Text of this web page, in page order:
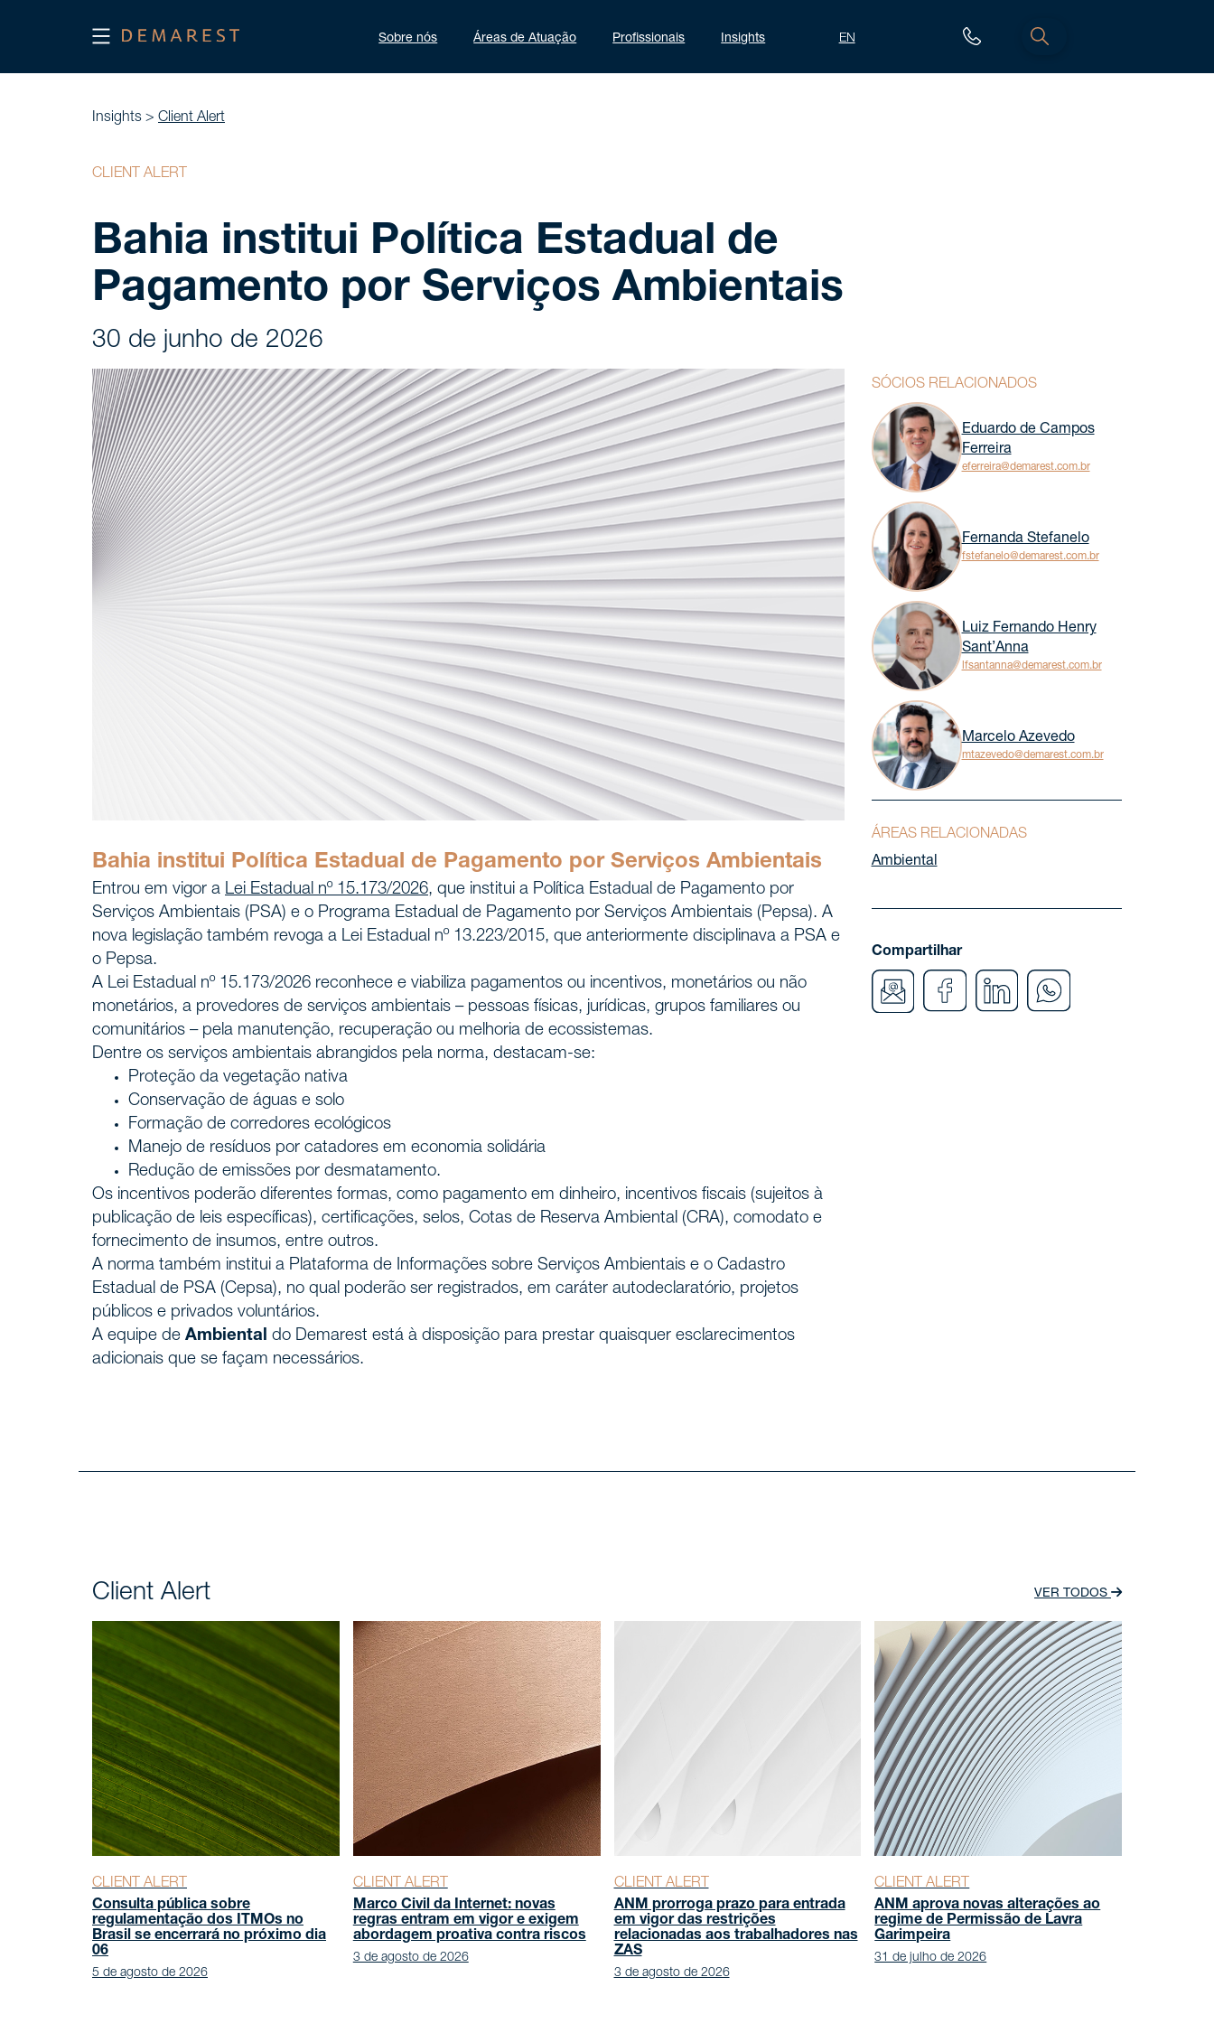
Sobre nós Áreas de Atuação Profissionais Insights EN
INÍCIO Home
NÓS, DEMAREST
Nossa história
Sobre nós
Cultura
Profissionais
Carreiras
Insights > Client Alert
CLIENT ALERT
Bahia institui Política Estadual de
Pagamento por Serviços Ambientais
30 de junho de 2026
Bahia institui Política Estadual de Pagamento por Serviços Ambientais
Entrou em vigor a Lei Estadual nº 15.173/2026, que institui a Política Estadual de Pagamento por
Serviços Ambientais (PSA) e o Programa Estadual de Pagamento por Serviços Ambientais (Pepsa). A
nova legislação também revoga a Lei Estadual nº 13.223/2015, que anteriormente disciplinava a PSA e
o Pepsa.
A Lei Estadual nº 15.173/2026 reconhece e viabiliza pagamentos ou incentivos, monetários ou não
monetários, a provedores de serviços ambientais – pessoas físicas, jurídicas, grupos familiares ou
comunitários – pela manutenção, recuperação ou melhoria de ecossistemas.
Dentre os serviços ambientais abrangidos pela norma, destacam-se:
Proteção da vegetação nativa
Conservação de águas e solo
Formação de corredores ecológicos
Manejo de resíduos por catadores em economia solidária
Redução de emissões por desmatamento.
Os incentivos poderão diferentes formas, como pagamento em dinheiro, incentivos fiscais (sujeitos à
publicação de leis específicas), certificações, selos, Cotas de Reserva Ambiental (CRA), comodato e
fornecimento de insumos, entre outros.
A norma também institui a Plataforma de Informações sobre Serviços Ambientais e o Cadastro
Estadual de PSA (Cepsa), no qual poderão ser registrados, em caráter autodeclaratório, projetos
públicos e privados voluntários.
A equipe de Ambiental do Demarest está à disposição para prestar quaisquer esclarecimentos
adicionais que se façam necessários.
SÓCIOS RELACIONADOS
Eduardo de Campos
Ferreira
eferreira@demarest.com.br
Fernanda Stefanelo
fstefanelo@demarest.com.br
Luiz Fernando Henry
Sant’Anna
lfsantanna@demarest.com.br
Marcelo Azevedo
mtazevedo@demarest.com.br
ÁREAS RELACIONADAS
Ambiental
Compartilhar
Client Alert VER TODOS
CLIENT ALERT
Consulta pública sobre
regulamentação dos ITMOs no
Brasil se encerrará no próximo dia
06
5 de agosto de 2026
CLIENT ALERT
Marco Civil da Internet: novas
regras entram em vigor e exigem
abordagem proativa contra riscos
3 de agosto de 2026
CLIENT ALERT
ANM prorroga prazo para entrada
em vigor das restrições
relacionadas aos trabalhadores nas
ZAS
3 de agosto de 2026
CLIENT ALERT
ANM aprova novas alterações ao
regime de Permissão de Lavra
Garimpeira
31 de julho de 2026